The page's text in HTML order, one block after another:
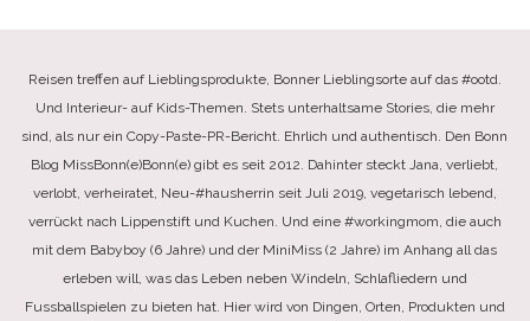
Reisen treffen auf Lieblingsprodukte, Bonner Lieblingsorte auf das #ootd.
Und Interieur- auf Kids-Themen. Stets unterhaltsame Stories, die mehr
sind, als nur ein Copy-Paste-PR-Bericht. Ehrlich und authentisch. Den Bonn
Blog MissBonn(e)Bonn(e) gibt es seit 2012. Dahinter steckt Jana, verliebt,
verlobt, verheiratet, Neu-#hausherrin seit Juli 2019, vegetarisch lebend,
verrückt nach Lippenstift und Kuchen. Und eine #workingmom, die auch
mit dem Babyboy (6 Jahre) und der MiniMiss (2 Jahre) im Anhang all das
erleben will, was das Leben neben Windeln, Schlafliedern und
Fussballspielen zu bieten hat. Hier wird von Dingen, Orten, Produkten und